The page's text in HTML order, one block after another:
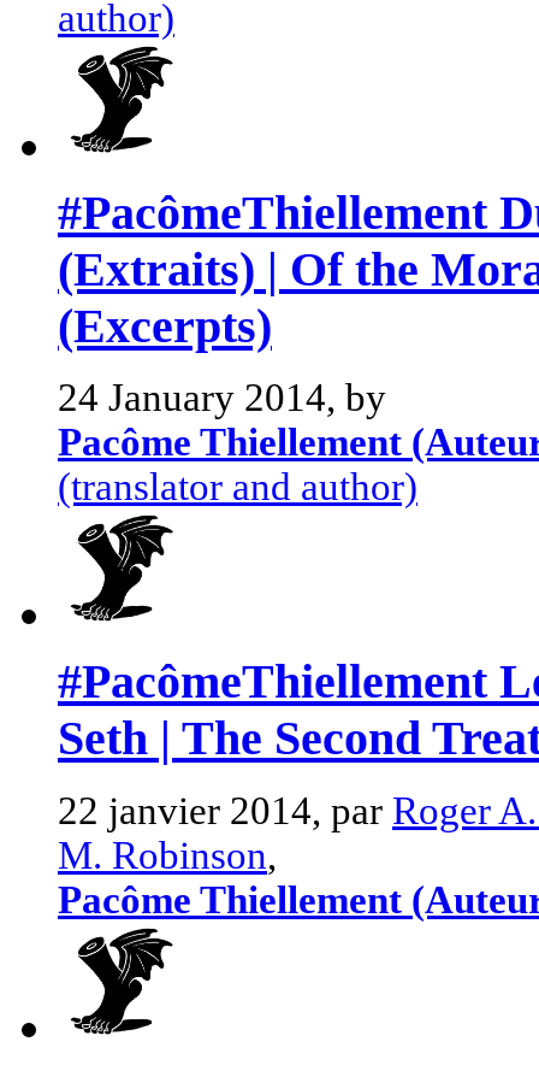
author)
#PacômeThiellement
(Extraits) | Of the
(Excerpts)
24 January 2014, by
Pacôme Thiellement
(translator and author)
#PacômeThiellement
Seth | The Second
22 janvier 2014, par Roger
M. Robinson,
Pacôme Thiellement